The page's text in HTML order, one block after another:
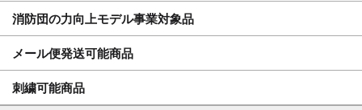
消防団の力向上モデル事業対象品
メール便発送可能商品
刺繍可能商品